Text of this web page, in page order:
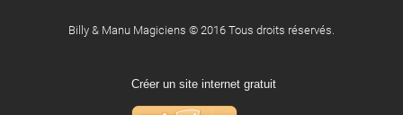
Billy & Manu Magiciens © 2016 Tous droits réservés.
Créer un site internet gratuit